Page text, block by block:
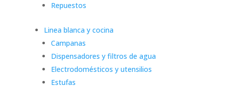
Repuestos
Linea blanca y cocina
Campanas
Dispensadores y filtros de agua
Electrodomésticos y utensilios
Estufas